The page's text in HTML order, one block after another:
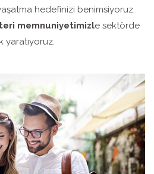
hedefinizi benimsiyoruz.
memnuniyetimizle sektörde
yaratıyoruz.